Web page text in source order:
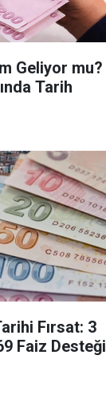
Geliyor mu?
Tarih
Fırsat: 3
Faiz Desteği